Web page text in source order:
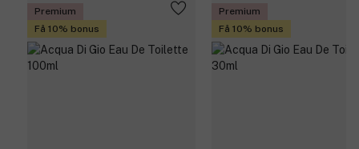
Premium
Få 10% bonus
Premium
Få 10% bonus